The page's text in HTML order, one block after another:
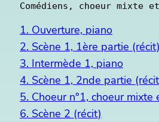
Comédiens, choeur mixte
1. Ouverture, piano
2. Scène 1, 1ère partie (récit)
3. Intermède 1, piano
4. Scène 1, 2nde partie
5. Choeur n°1, choeur mixte
6. Scène 2 (récit)